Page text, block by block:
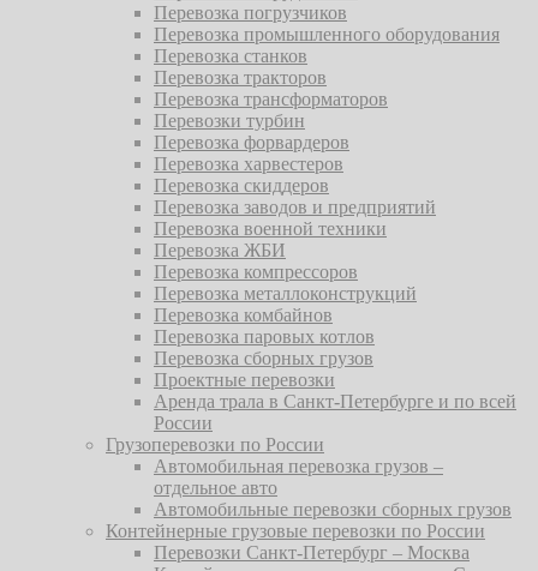
Перевозка погрузчиков
Перевозка промышленного оборудования
Перевозка станков
Перевозка тракторов
Перевозка трансформаторов
Перевозки турбин
Перевозка форвардеров
Перевозка харвестеров
Перевозка скиддеров
Перевозка заводов и предприятий
Перевозка военной техники
Перевозка ЖБИ
Перевозка компрессоров
Перевозка металлоконструкций
Перевозка комбайнов
Перевозка паровых котлов
Перевозка сборных грузов
Проектные перевозки
Аренда трала в Санкт-Петербурге и по всей
России
Грузоперевозки по России
Автомобильная перевозка грузов –
отдельное авто
Автомобильные перевозки сборных грузов
Контейнерные грузовые перевозки по России
Перевозки Санкт-Петербург – Москва